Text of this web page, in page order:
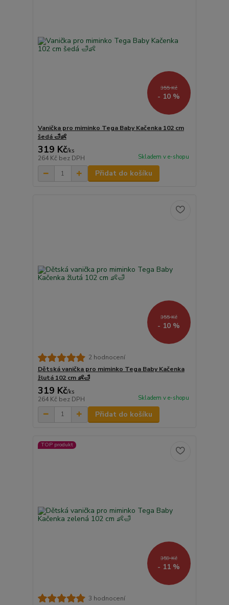
355 Kč
- 10 %
Vanička pro miminko Tega Baby Kačenka 102 cm
šedá 🛁👶
319 Kč/ks
264 Kč bez DPH Skladem v e-shopu
Přidat do košíku
355 Kč
- 10 %
2 hodnocení
Dětská vanička pro miminko Tega Baby Kačenka
žlutá 102 cm 👶🛁
319 Kč/ks
264 Kč bez DPH Skladem v e-shopu
Přidat do košíku
TOP produkt
359 Kč
- 11 %
3 hodnocení